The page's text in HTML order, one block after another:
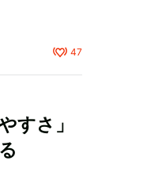
47
すさ」